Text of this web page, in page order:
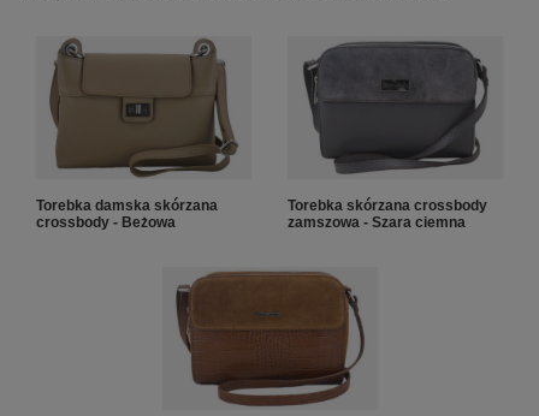
Torebka damska skórzana
crossbody - Beżowa
Torebka skórzana crossbody
zamszowa - Szara ciemna